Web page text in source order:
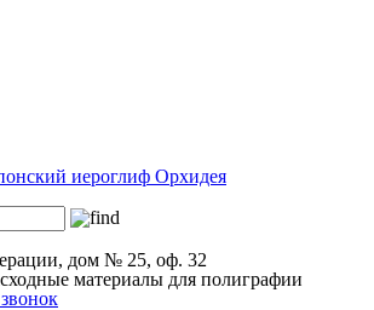
дом № 25, оф. 32
материалы для полиграфии